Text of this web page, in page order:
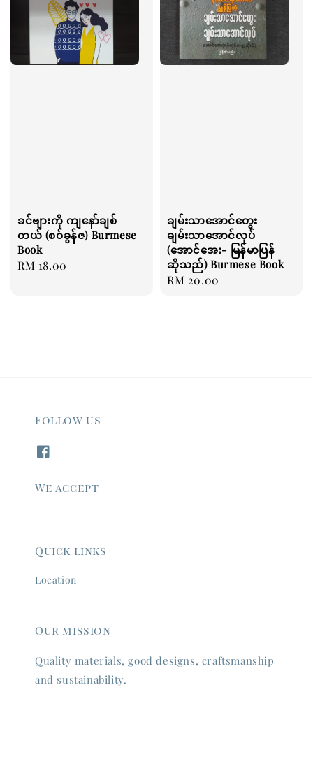
ခင်ဗျားကို ကျနော်ချစ်
တယ် (စဝ်ခွန်ဇ) Burmese
Book
Regular
RM 18.00
ချမ်းသာအောင်တွေး
ချမ်းသာအောင်လုပ်
(အောင်အေး- မြန်မာပြန်
ဆိုသည်) Burmese Book
Regular
RM 20.00
Follow us
We accept
Quick links
Location
Our mission
Quality materials, good designs, craftsmanship
and sustainability.